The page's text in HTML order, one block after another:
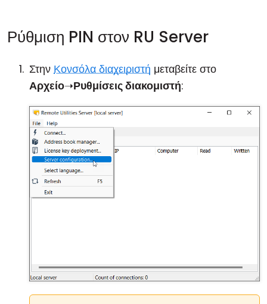
Ρύθμιση PIN στον RU Server
Στην Κονσόλα διαχειριστή μεταβείτε στο
Αρχείο➝Ρυθμίσεις διακομιστή: